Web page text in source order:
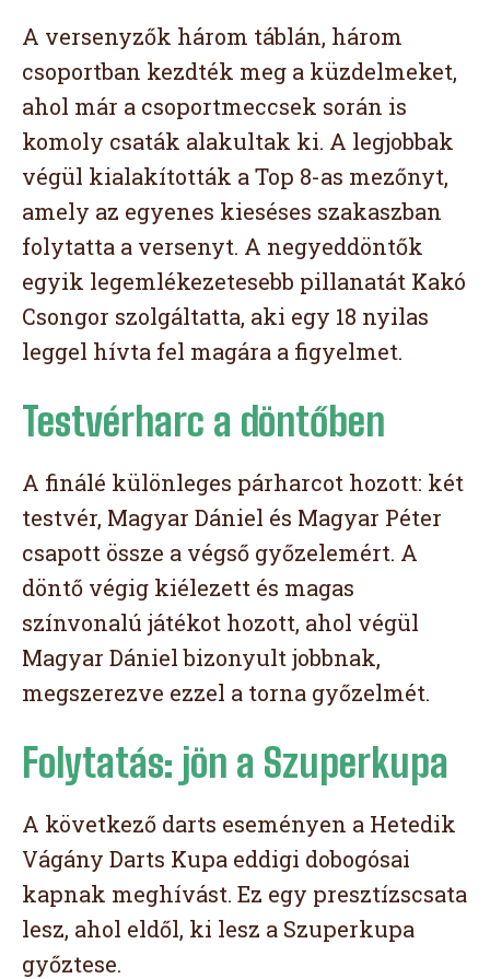
A versenyzők három táblán, három
csoportban kezdték meg a küzdelmeket,
ahol már a csoportmeccsek során is
komoly csaták alakultak ki. A legjobbak
végül kialakították a Top 8-as mezőnyt,
amely az egyenes kieséses szakaszban
folytatta a versenyt. A negyeddöntők
egyik legemlékezetesebb pillanatát Kakó
Csongor szolgáltatta, aki egy 18 nyilas
leggel hívta fel magára a figyelmet.
Testvérharc a döntőben
A finálé különleges párharcot hozott: két
testvér, Magyar Dániel és Magyar Péter
csapott össze a végső győzelemért. A
döntő végig kiélezett és magas
színvonalú játékot hozott, ahol végül
Magyar Dániel bizonyult jobbnak,
megszerezve ezzel a torna győzelmét.
Folytatás: jön a Szuperkupa
A következő darts eseményen a Hetedik
Vágány Darts Kupa eddigi dobogósai
kapnak meghívást. Ez egy presztízscsata
lesz, ahol eldől, ki lesz a Szuperkupa
győztese.